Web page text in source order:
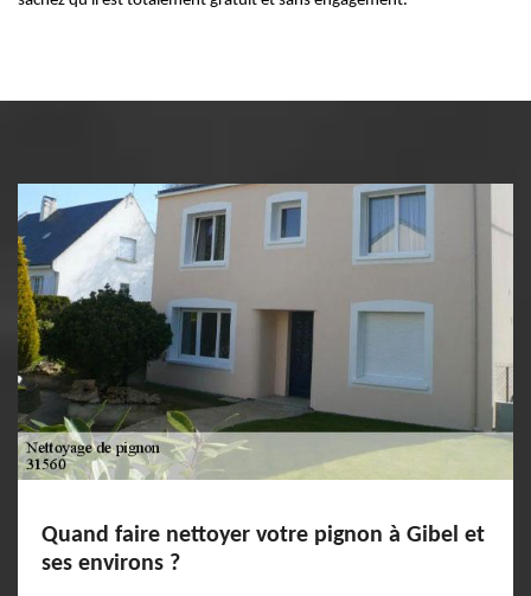
Quand faire nettoyer votre pignon à Gibel et
ses environs ?